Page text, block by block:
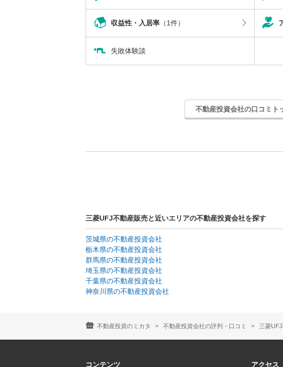
収益性・入居率 （1件）
失敗体験談
不動産投資会社の口コミト
三菱UFJ不動産販売と近いエリアの不動産投資会社を探す
茨城県の不動産投資会社
栃木県の不動産投資会社
群馬県の不動産投資会社
埼玉県の不動産投資会社
千葉県の不動産投資会社
神奈川県の不動産投資会社
不動産投資のミカタ 不動産投資会社の評判・口コミ 三菱
コンテンツ アクセス